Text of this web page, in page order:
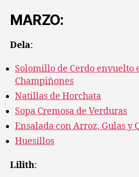
MARZO:
Dela:
Solomillo de Cerdo envuelto
Champiñones
Natillas de Horchata
Sopa Cremosa de Verduras
Ensalada con Arroz, Gulas y
Huesillos
Lilith: